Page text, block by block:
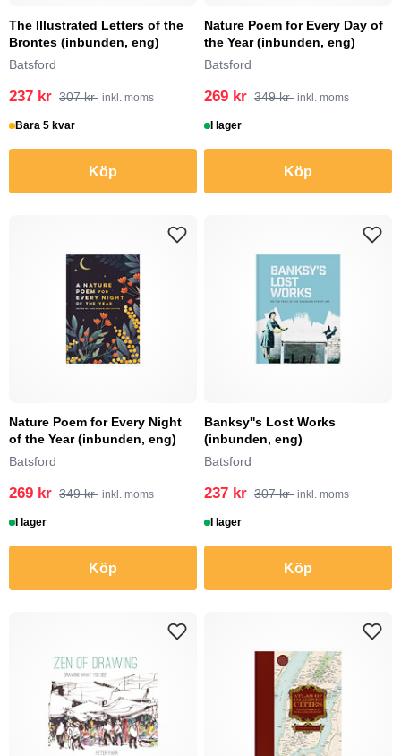
The Illustrated Letters of the
Brontes (inbunden, eng)
Batsford
237 kr 307 kr inkl. moms
Bara 5 kvar
Köp
Nature Poem for Every Day of
the Year (inbunden, eng)
Batsford
269 kr 349 kr inkl. moms
I lager
Köp
Nature Poem for Every Night
of the Year (inbunden, eng)
Batsford
269 kr 349 kr inkl. moms
I lager
Köp
Banksy''s Lost Works
(inbunden, eng)
Batsford
237 kr 307 kr inkl. moms
I lager
Köp